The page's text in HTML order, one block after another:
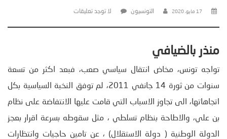
17 مايو، 2020 التونسيون لا توجد تعليقات
منذر بالضيافي
تواجه تونس، مخاض انتقال سياسي صعب، فبعد اكثر من تسعة
سنوات من ثورة 14 جانفي 2011، لم توفق النخبة السياسية بكل
اتجاهاتها، الى تجاوز الاسباب التي قامت عليها الانتفاضة على نظام
بن علي، والاطاحة بنظام تسلطي ، مثل سقوطه بسرعة اقرار بعجز
الدولة الوطنية ( دولة الاستقلال) ، عن تامين حاجيات وانتظارات